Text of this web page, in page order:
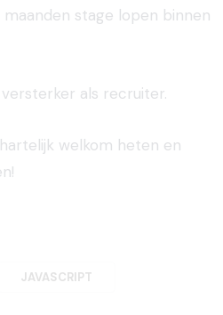
stage lopen binnen
als recruiter.
welkom heten en
JAVASCRIPT